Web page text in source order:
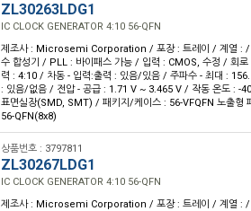
ZL30263LDG1
IC CLOCK GENERATOR 4:10 56-QFN
제조사 : Microsemi Corporation / 포장 : 트레이 / 계열 : /
수 합성기 / PLL : 바이패스 가능 / 입력 : CMOS, 수정 / 회
력 : 4:10 / 차동 - 입력:출력 : 있음/있음 / 주파수 - 최대 :
: 있음/없음 / 전압 - 공급 : 1.71 V ~ 3.465 V / 작동 온도 : -
표면실장(SMD, SMT) / 패키지/케이스 : 56-VFQFN 노출형
56-QFN(8x8)
상품번호 : 3797811
ZL30267LDG1
IC CLOCK GENERATOR 4:10 56-QFN
제조사 : Microsemi Corporation / 포장 : 트레이 / 계열 : /